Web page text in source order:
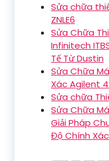
Sửa chữa
ZNLE6
Sửa Chữa
Infinitech
Tế Từ Dustin
Sửa Chữa
Xác Agilent
Sửa chữa
Sửa Chữa
Giải Pháp
Độ Chính